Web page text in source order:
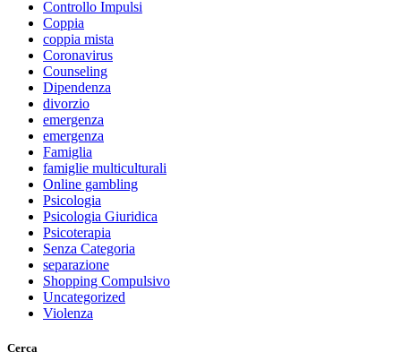
Controllo Impulsi
Coppia
coppia mista
Coronavirus
Counseling
Dipendenza
divorzio
emergenza
emergenza
Famiglia
famiglie multiculturali
Online gambling
Psicologia
Psicologia Giuridica
Psicoterapia
Senza Categoria
separazione
Shopping Compulsivo
Uncategorized
Violenza
Cerca